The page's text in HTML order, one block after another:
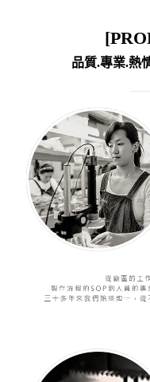
品質.專業.熱